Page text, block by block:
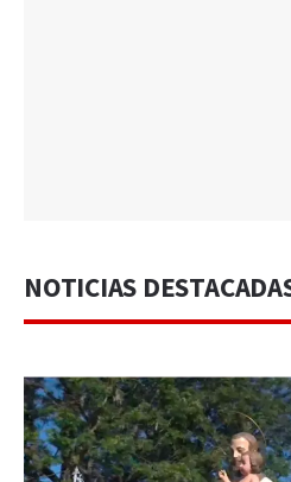
NOTICIAS